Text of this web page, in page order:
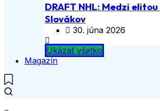
DRAFT NHL: Medzi
Slovákov
30. júna 2026
Ukázať všetko
Magazín